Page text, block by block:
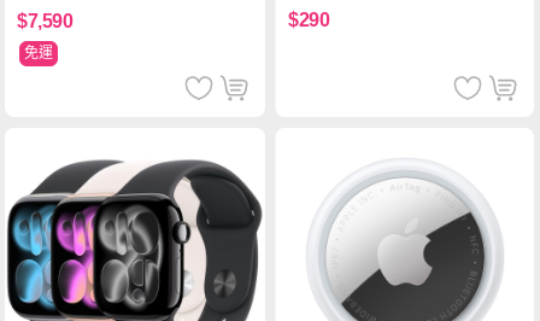
$7,590
免運
$290